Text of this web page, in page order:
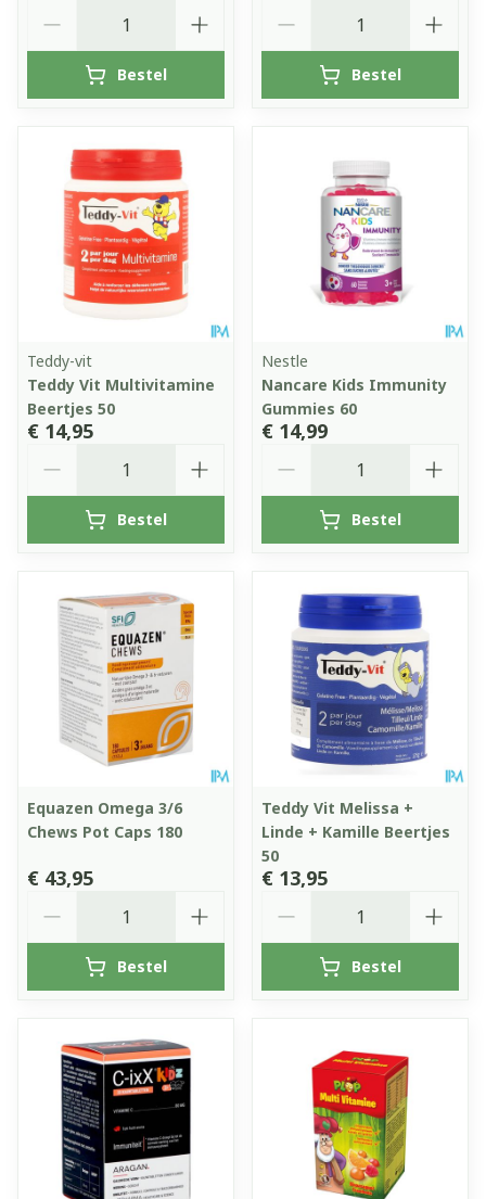
Bestel Bestel
Teddy-vit
Teddy Vit Multivitamine
Beertjes 50
€ 14,95
Bestel
Nestle
Nancare Kids Immunity
Gummies 60
€ 14,99
Bestel
Equazen Omega 3/6
Chews Pot Caps 180
€ 43,95
Bestel
Teddy Vit Melissa +
Linde + Kamille Beertjes
50
€ 13,95
Bestel